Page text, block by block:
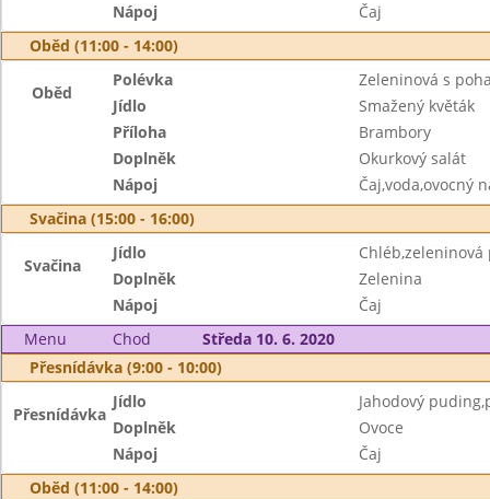
Nápoj
Čaj
Oběd (11:00 - 14:00)
Oběd
Polévka
Zeleninová s
Jídlo
Smažený květák
Příloha
Brambory
Doplněk
Okurkový salát
Nápoj
Čaj,voda,ovocný
Svačina (15:00 - 16:00)
Svačina
Jídlo
Chléb,zeleninová
Doplněk
Zelenina
Nápoj
Čaj
Menu
Chod
Středa 10. 6. 2020
Přesnídávka (9:00 - 10:00)
Přesnídávka
Jídlo
Jahodový
Doplněk
Ovoce
Nápoj
Čaj
Oběd (11:00 - 14:00)